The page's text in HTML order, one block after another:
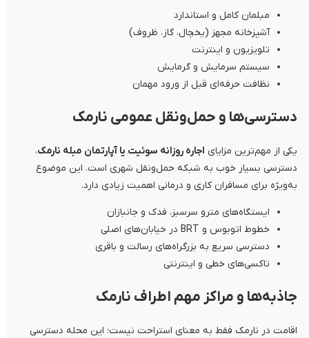
مبلمان کامل و استاندارد
آشپزخانه مجهز (یخچال، گاز، ظروف)
تلویزیون و اینترنت
سیستم سرمایش و گرمایش
نظافت حرفه‌ای قبل از ورود مهمان
دسترسی‌ها و حمل‌ونقل عمومی نارمک
یکی از مهم‌ترین مزایای اجاره روزانه سوئیت یا آپارتمان مبله نارمک،
دسترسی بسیار خوب به شبکه حمل‌ونقل شهری است. این موضوع
به‌ویژه برای مسافران کاری و درمانی اهمیت زیادی دارد.
ایستگاه‌های مترو سرسبز، فدک و جانبازان
خطوط اتوبوس و BRT در خیابان‌های اصلی
دسترسی سریع به بزرگراه‌های رسالت و باقری
تاکسی‌های خطی و اینترنتی
جاذبه‌ها و مراکز مهم اطراف نارمک
اقامت در نارمک فقط به معنای استراحت نیست؛ این محله دسترسی